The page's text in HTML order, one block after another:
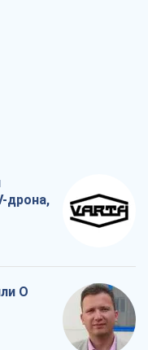
дрона,
О